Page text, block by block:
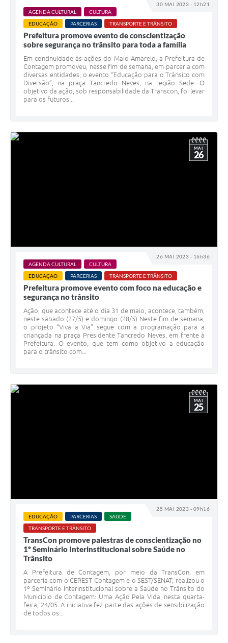
30 MAI 2023 - 12h21
AGENDA CULTURAL
CULTURA
EDUCAÇÃO
PARCERIAS TRANSPORTE E TRÂNSITO
Prefeitura promove evento de conscientização
sobre segurança no trânsito para toda a família
Em continuidade às ações do Maio Amarelo, a Prefeitura de
Contagem promoveu, nesse fim de semana, em parceria com
diversas entidades, o evento “Educação para o Trânsito com
Diversão”, na praça Tancredo Neves, na região Sede. O
objetivo da ação, sob responsabilidade da Transcon, foi levar
para os futuros...
26 MAI 2023 - 16h36
MAI
26
AGENDA CULTURAL
CULTURA
EDUCAÇÃO
PARCERIAS TRANSPORTE E TRÂNSITO
Prefeitura promove evento com foco na educação e
segurança no trânsito
Ação, que acontece até o dia 31 de maio, acontece, também,
neste sábado (27/5) e domingo (28/5) Neste fim de semana,
o projeto “Viva a Via” segue com a programação para a
criançada na praça Presidente Tancredo Neves, em frente à
Prefeitura. O evento, que tem como objetivo a educação
para o trânsito com...
25 MAI 2023 - 09h16
MAI
25
EDUCAÇÃO PARCERIAS
SAÚDE
TRANSPORTE E TRÂNSITO
TransCon promove palestras de conscientização no
1º Seminário Interinstitucional sobre Saúde no
Trânsito
A Prefeitura de Contagem, por meio da TransCon, em
parceria com o CEREST Contagem e o SEST/SENAT, realizou o
1º Seminário Interinstitucional sobre a Saúde no Trânsito do
Município de Contagem: Uma Ação Pela Vida, nesta quarta-
feira, 24/05. A iniciativa fez parte das ações de sensibilização
de todos os...